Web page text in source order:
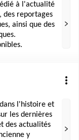
à l'actualité
des reportages
ainsi que des
l'histoire et
les dernières
des actualités
y